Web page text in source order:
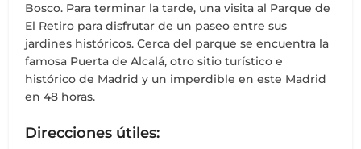
Bosco. Para terminar la tarde, una visita al Parque de
El Retiro para disfrutar de un paseo entre sus
jardines históricos. Cerca del parque se encuentra la
famosa Puerta de Alcalá, otro sitio turístico e
histórico de Madrid y un imperdible en este Madrid
en 48 horas.
Direcciones útiles: